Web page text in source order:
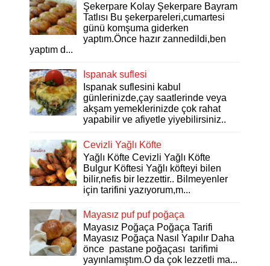
Şekerpare Kolay Şekerpare Bayram
Tatlısı Bu şekerpareleri,cumartesi
günü komşuma giderken
yaptım.Önce hazır zannedildi,ben
yaptım d...
Ispanak suflesi
Ispanak suflesini kabul
günlerinizde,çay saatlerinde veya
akşam yemeklerinizde çok rahat
yapabilir ve afiyetle yiyebilirsiniz..
Cevizli Yağlı Köfte
Yağlı Köfte Cevizli Yağlı Köfte
Bulgur Köftesi Yağlı köfteyi bilen
bilir,nefis bir lezzettir.. Bilmeyenler
için tarifini yazıyorum,m...
Mayasız puf puf poğaça
Mayasız Poğaça Poğaça Tarifi
Mayasız Poğaça Nasıl Yapılır Daha
önce pastane poğaçası tarifimi
yayınlamıştım.O da çok lezzetli ma...